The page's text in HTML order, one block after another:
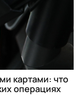
картами: что
операциях